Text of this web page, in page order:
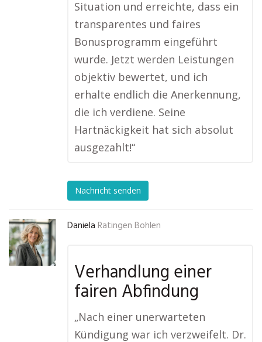
Situation und erreichte, dass ein
transparentes und faires
Bonusprogramm eingeführt
wurde. Jetzt werden Leistungen
objektiv bewertet, und ich
erhalte endlich die Anerkennung,
die ich verdiene. Seine
Hartnäckigkeit hat sich absolut
ausgezahlt!“
Nachricht senden
Daniela Ratingen Bohlen
Verhandlung einer
fairen Abfindung
„Nach einer unerwarteten
Kündigung war ich verzweifelt. Dr.